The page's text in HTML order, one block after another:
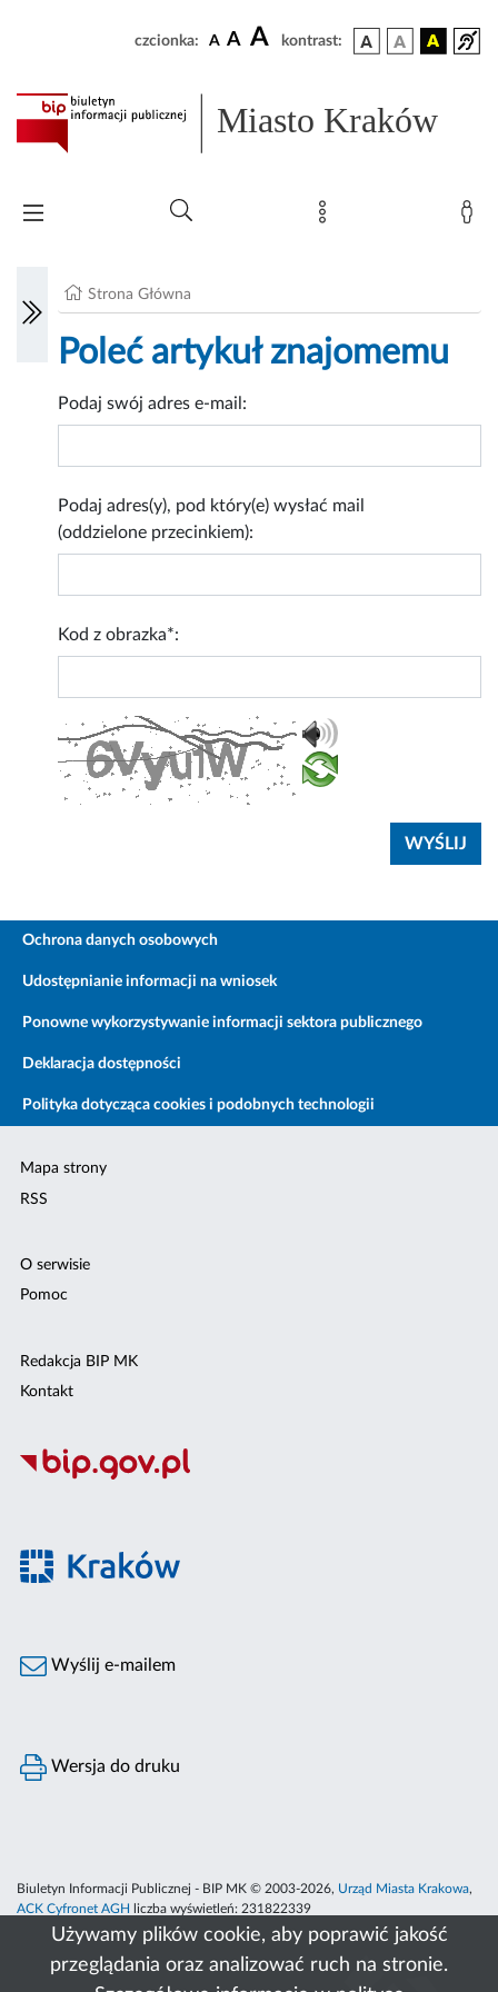
Używamy plików cookie, aby poprawić jakość
przeglądania oraz analizować ruch na stronie.
czcionka: A A A kontrast:
Miasto Kraków
Strona Główna
Poleć artykuł znajomemu
Podaj swój adres e-mail:
Podaj adres(y), pod który(e) wysłać mail
(oddzielone przecinkiem):
Kod z obrazka*:
Ochrona danych osobowych
Udostępnianie informacji na wniosek
Ponowne wykorzystywanie informacji sektora publicznego
Deklaracja dostępności
Polityka dotycząca cookies i podobnych technologii
Mapa strony
RSS
O serwisie
Pomoc
Redakcja BIP MK
Kontakt
Wyślij e-mailem
Wersja do druku
Biuletyn Informacji Publicznej - BIP MK © 2003-2026, Urząd Miasta Krakowa,
ACK Cyfronet AGH
liczba wyświetleń: 231822339